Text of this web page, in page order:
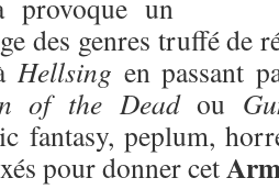
provoque un
des genres truffé de
Hellsing en passant
of the Deadou
fantasy, peplum,
pour donner cet